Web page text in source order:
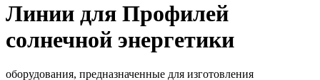
Линии для Профилей
солнечной энергетики
оборудования, предназначенные для изготовления